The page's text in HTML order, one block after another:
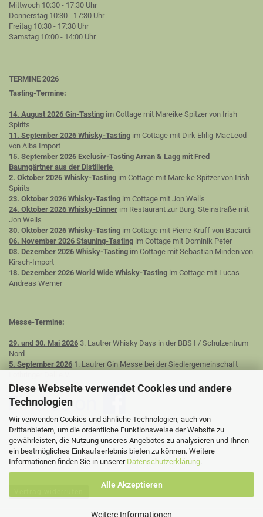
Diese Webseite verwendet Cookies und andere
Technologien
Wir verwenden Cookies und ähnliche Technologien, auch von
Drittanbietern, um die ordentliche Funktionsweise der Website zu
gewährleisten, die Nutzung unseres Angebotes zu analysieren und Ihnen
ein bestmögliches Einkaufserlebnis bieten zu können. Weitere
Informationen finden Sie in unserer Datenschutzerklärung.
Alle Akzeptieren
Weitere Informationen
Mittwoch 10:30 - 17:30 Uhr
Donnerstag 10:30 - 17:30 Uhr
Freitag 10:30 - 17:30 Uhr
Samstag 10:00 - 14:00 Uhr
TERMINE 2026
Tasting-Termine:
14. August 2026 Gin-Tasting im Cottage mit Mareike Spitzer von Irish
Spirits
11. September 2026 Whisky-Tasting im Cottage mit Dirk Ehlig-MacLeod
von Alba Import
15. September 2026 Exclusiv-Tasting Arran & Lagg mit Fred
Baumgärtner aus der Distillerie
2. Oktober 2026 Whisky-Tasting im Cottage mit Mareike Spitzer von Irish
Spirits
23. Oktober 2026 Whisky-Tasting im Cottage mit Jon Wells
24. Oktober 2026 Whisky-Dinner im Restaurant zur Burg, Steinstraße mit
Jon Wells
30. Oktober 2026 Whisky-Tasting im Cottage mit Pierre Kruff von Bacardi
06. November 2026 Stauning-Tasting im Cottage mit Dominik Peter
03. Dezember 2026 Whisky-Tasting im Cottage mit Sebastian Minden von
Kirsch-Import
18. Dezember 2026 World Wide Whisky-Tasting im Cottage mit Lucas
Andreas Werner
Messe-Termine:
29. und 30. Mai 2026 3. Lautrer Whisky Days in der BBS I / Schulzentrum
Nord
5. September 2026 1. Lautrer Gin Messe bei der Siedlergemeinschaft